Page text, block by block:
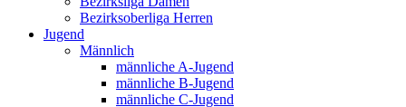
Bezirksoberliga Herren
Jugend
Männlich
männliche A-Jugend
männliche B-Jugend
männliche C-Jugend